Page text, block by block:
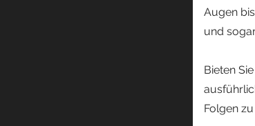
Augen
und
Bieten
Folgen